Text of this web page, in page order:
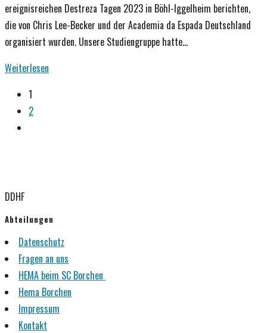
ereignisreichen Destreza Tagen 2023 in Böhl-Iggelheim berichten,
die von Chris Lee-Becker und der Academia da Espada Deutschland
organisiert wurden. Unsere Studiengruppe hatte…
Weiterlesen
1
2
DDHF
Abteilungen
Datenschutz
Fragen an uns
HEMA beim SC Borchen
Hema Borchen
Impressum
Kontakt